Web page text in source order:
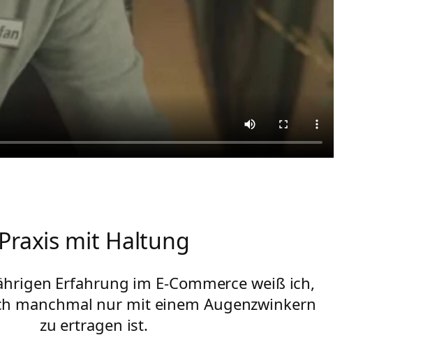
Praxis mit Haltung
Erfahrung im E-Commerce weiß ich,
manchmal nur mit einem Augenzwinkern
zu ertragen ist.